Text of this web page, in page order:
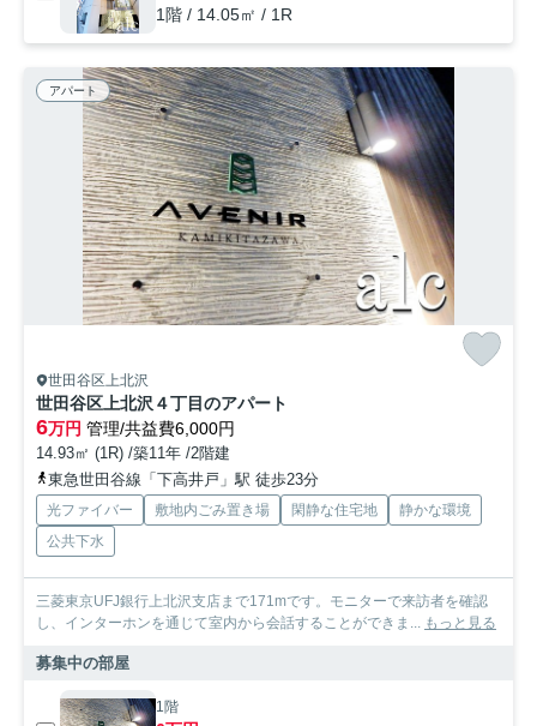
1階 / 14.05㎡ / 1R
アパート
世田谷区上北沢
世田谷区上北沢４丁目のアパート
6万円 管理/共益費6,000円
14.93㎡ (1R) /築11年 /2階建
東急世田谷線「下高井戸」駅 徒歩23分
光ファイバー 敷地内ごみ置き場 閑静な住宅地
静かな環境
公共下水
三菱東京UFJ銀行上北沢支店まで171mです。モニターで来訪者を確認
し、インターホンを通じて室内から会話することができま... もっと見る
募集中の部屋
1階